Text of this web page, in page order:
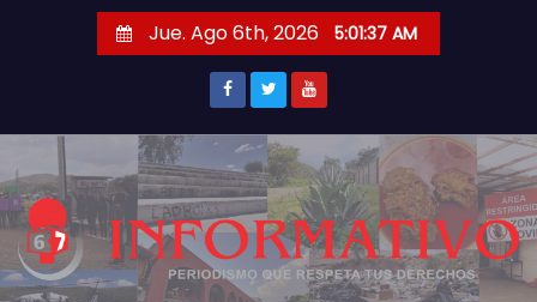
r
a
c
Jue. Ago 6th, 2026 5:01:38 AM